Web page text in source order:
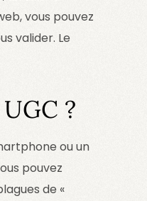
vous pouvez
valider. Le
?
ou un
pouvez
de «